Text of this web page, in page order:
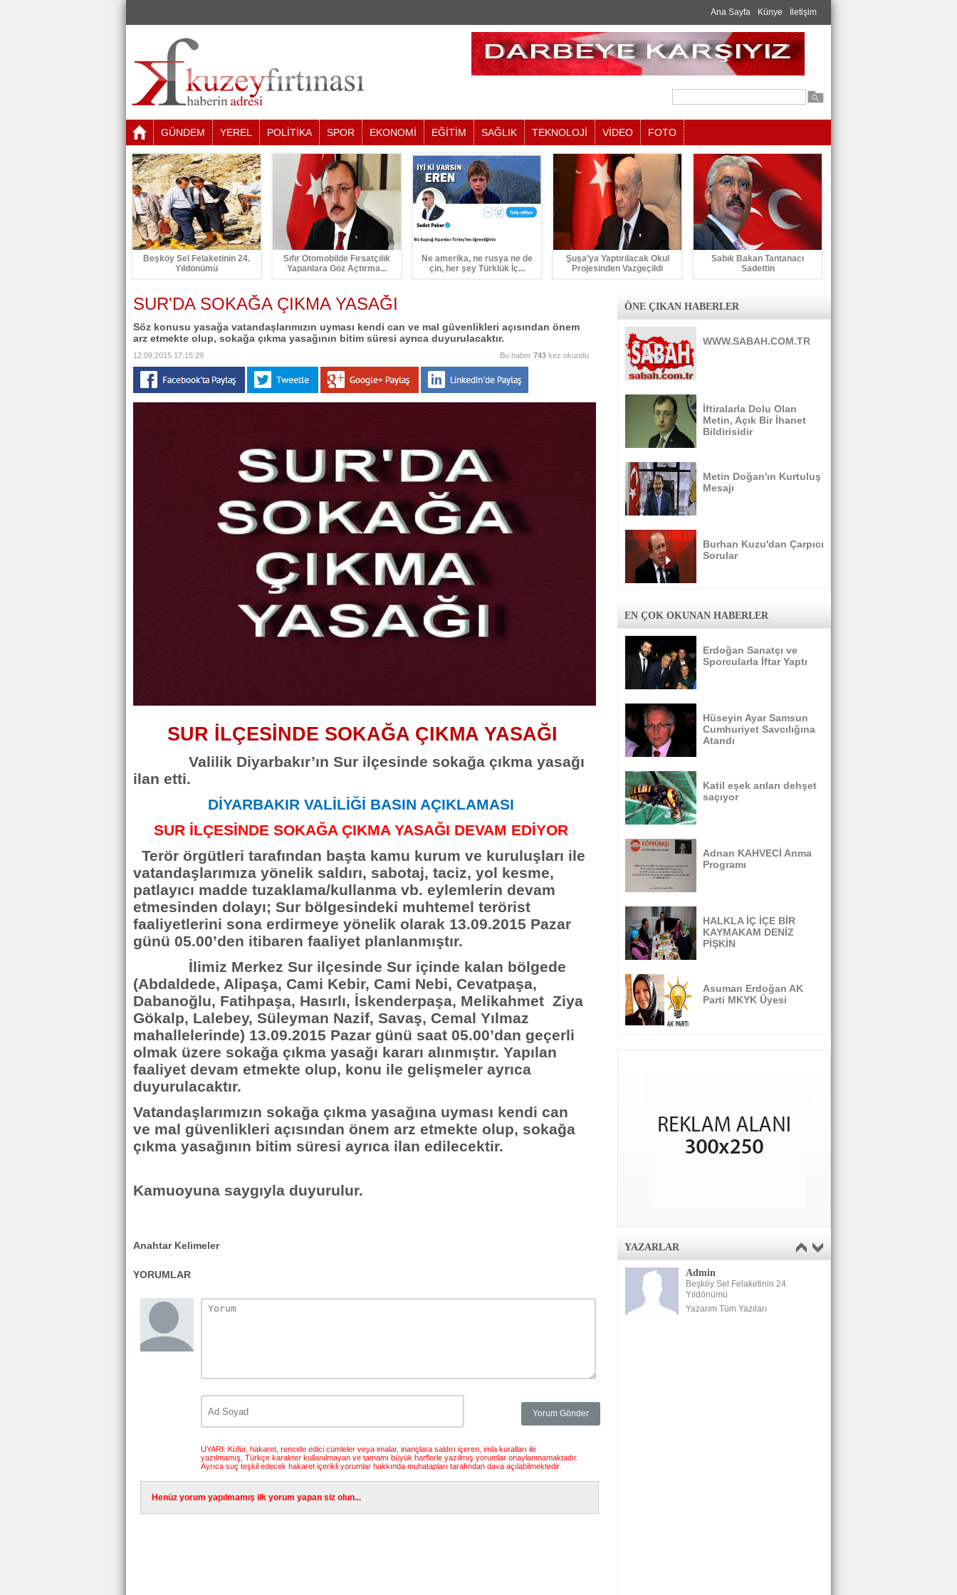
Ana Sayfa Künye İletişim
GÜNDEM YEREL POLİTİKA SPOR EKONOMİ EĞİTİM SAĞLIK TEKNOLOJİ VİDEO FOTO
Beşköy Sel Felaketinin 24.
Yıldönümü
Sıfır Otomobilde Fırsatçılık
Yapanlara Göz Açtırma...
Ne amerika, ne rusya ne de
çin, her şey Türklük İç...
Şuşa’ya Yaptırılacak Okul
Projesinden Vazgeçildi
Sabık Bakan Tantanacı
Sadettin
SUR'DA SOKAĞA ÇIKMA YASAĞI
Söz konusu yasağa vatandaşlarımızın uyması kendi can ve mal güvenlikleri açısından önem
arz etmekte olup, sokağa çıkma yasağının bitim süresi ayrıca duyurulacaktır.
12.09.2015 17:15:29 Bu haber 743 kez okundu
SUR İLÇESİNDE SOKAĞA ÇIKMA YASAĞI
Valilik Diyarbakır’ın Sur ilçesinde sokağa çıkma yasağı
ilan etti.
DİYARBAKIR VALİLİĞİ BASIN AÇIKLAMASI
SUR İLÇESİNDE SOKAĞA ÇIKMA YASAĞI DEVAM EDİYOR
Terör örgütleri tarafından başta kamu kurum ve kuruluşları ile
vatandaşlarımıza yönelik saldırı, sabotaj, taciz, yol kesme,
patlayıcı madde tuzaklama/kullanma vb. eylemlerin devam
etmesinden dolayı; Sur bölgesindeki muhtemel terörist
faaliyetlerini sona erdirmeye yönelik olarak 13.09.2015 Pazar
günü 05.00’den itibaren faaliyet planlanmıştır.
İlimiz Merkez Sur ilçesinde Sur içinde kalan bölgede
(Abdaldede, Alipaşa, Cami Kebir, Cami Nebi, Cevatpaşa,
Dabanoğlu, Fatihpaşa, Hasırlı, İskenderpaşa, Melikahmet Ziya
Gökalp, Lalebey, Süleyman Nazif, Savaş, Cemal Yılmaz
mahallelerinde) 13.09.2015 Pazar günü saat 05.00’dan geçerli
olmak üzere sokağa çıkma yasağı kararı alınmıştır. Yapılan
faaliyet devam etmekte olup, konu ile gelişmeler ayrıca
duyurulacaktır.
Vatandaşlarımızın sokağa çıkma yasağına uyması kendi can
ve mal güvenlikleri açısından önem arz etmekte olup, sokağa
çıkma yasağının bitim süresi ayrıca ilan edilecektir.
Kamuoyuna saygıyla duyurulur.
Anahtar Kelimeler
YORUMLAR
UYARI: Küfür, hakaret, rencide edici cümleler veya imalar, inançlara saldırı içeren, imla kuralları ile
yazılmamış, Türkçe karakter kullanılmayan ve tamamı büyük harflerle yazılmış yorumlar onaylanmamaktadır.
Ayrıca suç teşkil edecek hakaret içerikli yorumlar hakkında muhatapları tarafından dava açılabilmektedir.
Henüz yorum yapılmamış ilk yorum yapan siz olun...
ÖNE ÇIKAN HABERLER
WWW.SABAH.COM.TR
İftiralarla Dolu Olan
Metin, Açık Bir İhanet
Bildirisidir
Metin Doğan'ın Kurtuluş
Mesajı
Burhan Kuzu'dan Çarpıcı
Sorular
EN ÇOK OKUNAN HABERLER
Erdoğan Sanatçı ve
Sporcularla İftar Yaptı
Hüseyin Ayar Samsun
Cumhuriyet Savcılığına
Atandı
Katil eşek arıları dehşet
saçıyor
Adnan KAHVECİ Anma
Programı
HALKLA İÇ İÇE BİR
KAYMAKAM DENİZ
PİŞKİN
Asuman Erdoğan AK
Parti MKYK Üyesi
YAZARLAR
Admin
Beşköy Sel Felaketinin 24.
Yıldönümü
Yazarım Tüm Yazıları